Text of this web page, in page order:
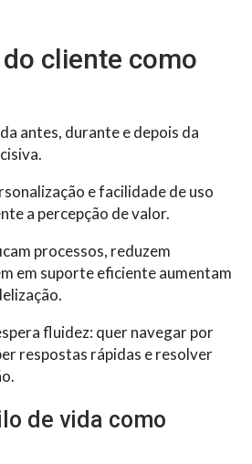
cliente como
antes, durante e depois da
e facilidade de uso
a percepção de valor.
processos, reduzem
em suporte eficiente aumentam
fluidez: quer navegar por
respostas rápidas e resolver
de vida como